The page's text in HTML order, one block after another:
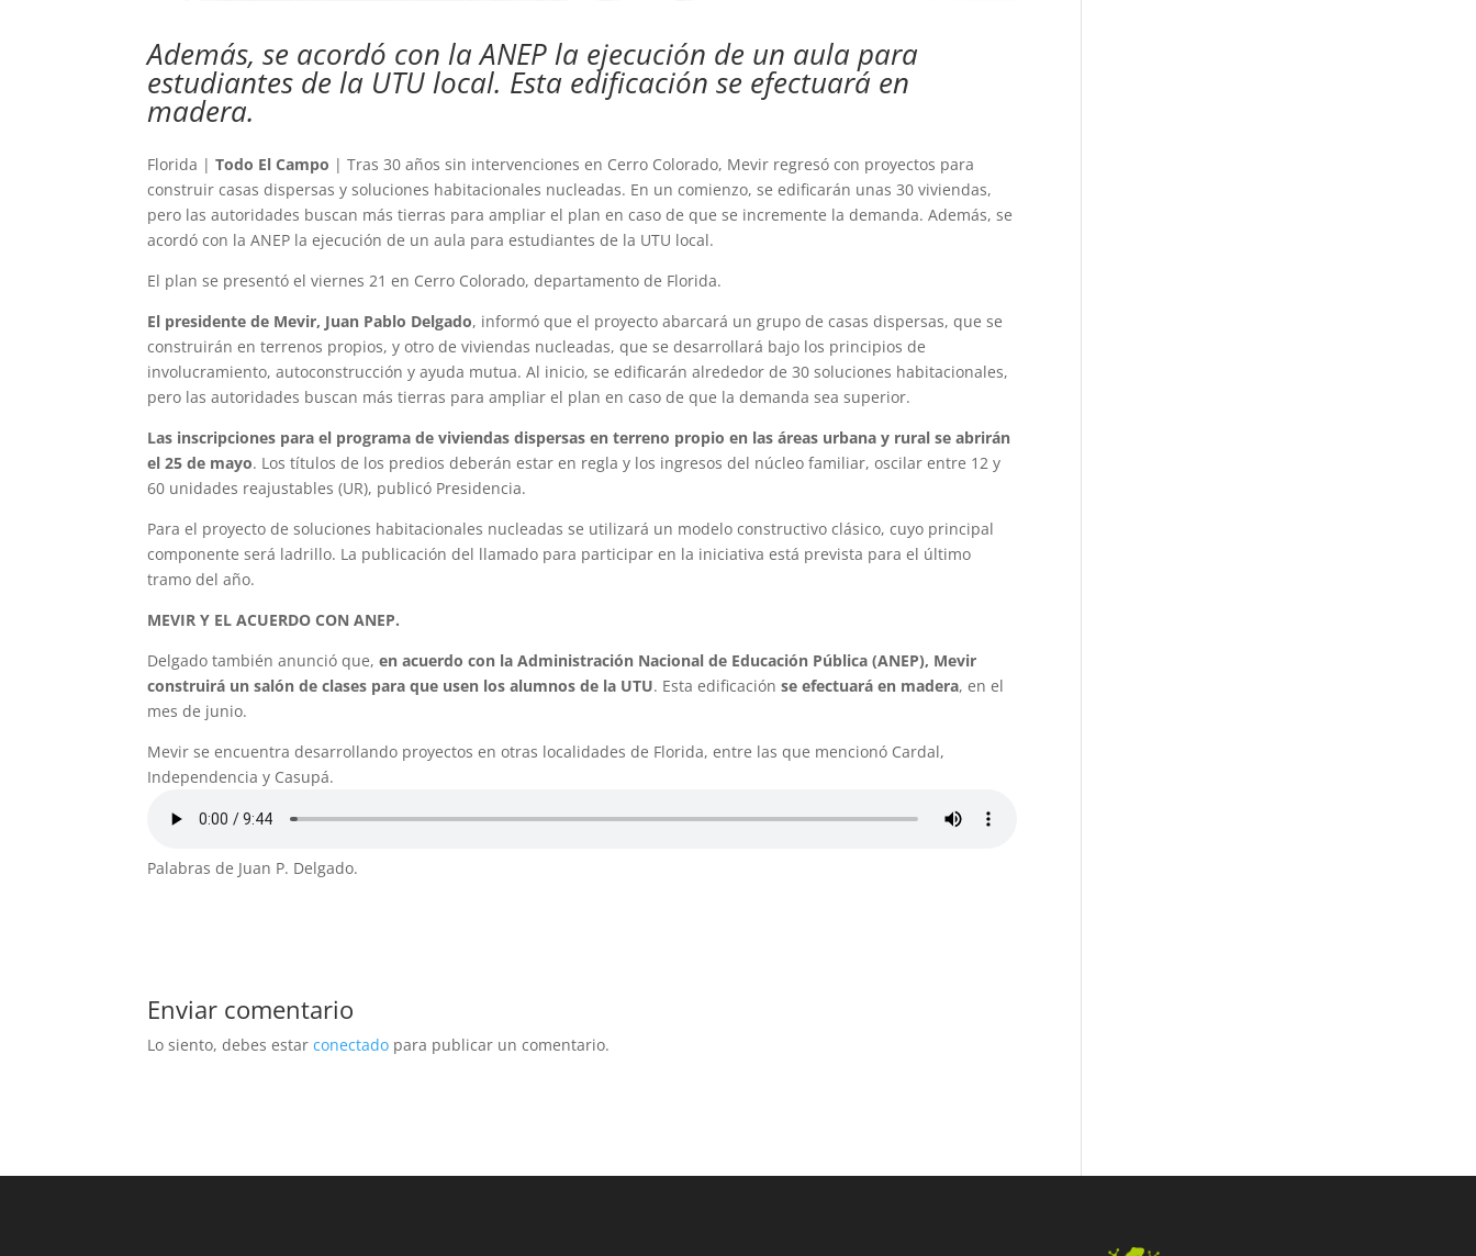
Además, se acordó con la ANEP la ejecución de un aula para
estudiantes de la UTU local. Esta edificación se efectuará en
madera.
Florida |Todo El Campo | Tras 30 años sin intervenciones en Cerro Colorado, Mevir regresó con proyectos para
construir casas dispersas y soluciones habitacionales nucleadas. En un comienzo, se edificarán unas 30 viviendas,
pero las autoridades buscan más tierras para ampliar el plan en caso de que se incremente la demanda. Además, se
acordó con la ANEP la ejecución de un aula para estudiantes de la UTU local.
El plan se presentó el viernes 21 en Cerro Colorado, departamento de Florida.
El presidente de Mevir, Juan Pablo Delgado, informó que el proyecto abarcará un grupo de casas dispersas, que se
construirán en terrenos propios, y otro de viviendas nucleadas, que se desarrollará bajo los principios de
involucramiento, autoconstrucción y ayuda mutua. Al inicio, se edificarán alrededor de 30 soluciones habitacionales,
pero las autoridades buscan más tierras para ampliar el plan en caso de que la demanda sea superior.
Las inscripciones para el programa de viviendas dispersas en terreno propio en las áreas urbana y rural se abrirán
el 25 de mayo. Los títulos de los predios deberán estar en regla y los ingresos del núcleo familiar, oscilar entre 12 y
60 unidades reajustables (UR), publicó Presidencia.
Para el proyecto de soluciones habitacionales nucleadas se utilizará un modelo constructivo clásico, cuyo principal
componente será ladrillo. La publicación del llamado para participar en la iniciativa está prevista para el último
tramo del año.
MEVIR Y EL ACUERDO CON ANEP.
Delgado también anunció que,en acuerdo con la Administración Nacional de Educación Pública (ANEP), Mevir
construirá un salón de clases para que usen los alumnos de la UTU. Esta edificaciónse efectuará en madera, en el
mes de junio.
Mevir se encuentra desarrollando proyectos en otras localidades de Florida, entre las que mencionó Cardal,
Independencia y Casupá.
Palabras de Juan P. Delgado.
Enviar comentario
Lo siento, debes estarconectado para publicar un comentario.